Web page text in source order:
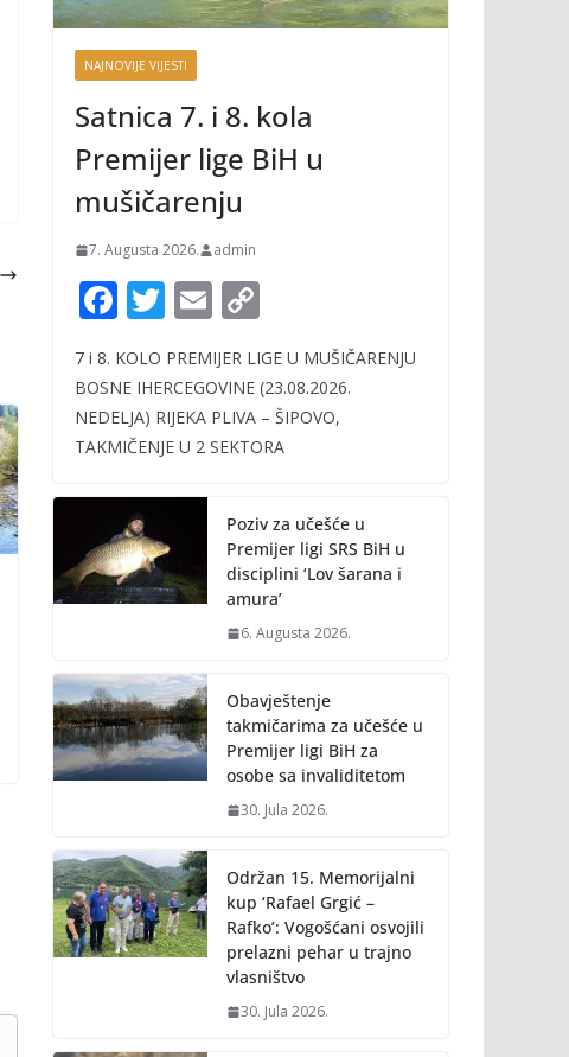
NAJNOVIJE VIJESTI
Satnica 7. i 8. kola
Premijer lige BiH u
mušičarenju
7. Augusta 2026. admin
F
e
b
o
o
k
T
itt
er
E
ai
l
p
y
Li
k
7 i 8. KOLO PREMIJER LIGE U MUŠIČARENJU
BOSNE IHERCEGOVINE (23.08.2026.
NEDELJA) RIJEKA PLIVA – ŠIPOVO,
TAKMIČENJE U 2 SEKTORA
Poziv za učešće u
Premijer ligi SRS BiH u
disciplini ‘Lov šarana i
amura’
6. Augusta 2026.
Obavještenje
takmičarima za učešće u
Premijer ligi BiH za
osobe sa invaliditetom
30. Jula 2026.
Održan 15. Memorijalni
kup ‘Rafael Grgić –
Rafko’: Vogošćani osvojili
prelazni pehar u trajno
vlasništvo
30. Jula 2026.